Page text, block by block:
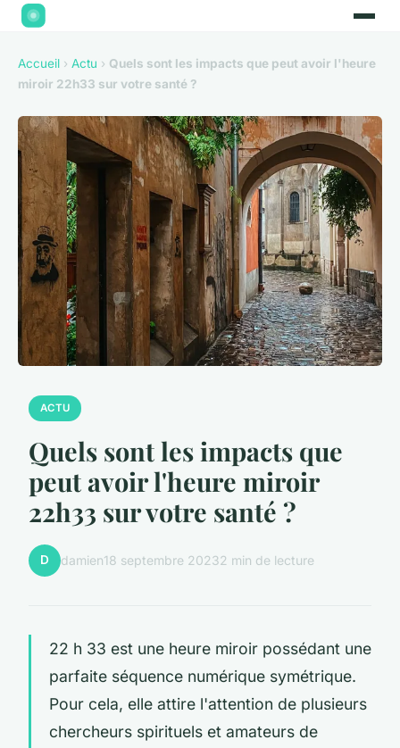
Accueil › Actu › Quels sont les impacts que peut avoir l'heure
miroir 22h33 sur votre santé ?
ACTU
Quels sont les impacts que
peut avoir l'heure miroir
22h33 sur votre santé ?
D damien18 septembre 20232 min de lecture
22 h 33 est une heure miroir possédant une
parfaite séquence numérique symétrique.
Pour cela, elle attire l'attention de plusieurs
chercheurs spirituels et amateurs de